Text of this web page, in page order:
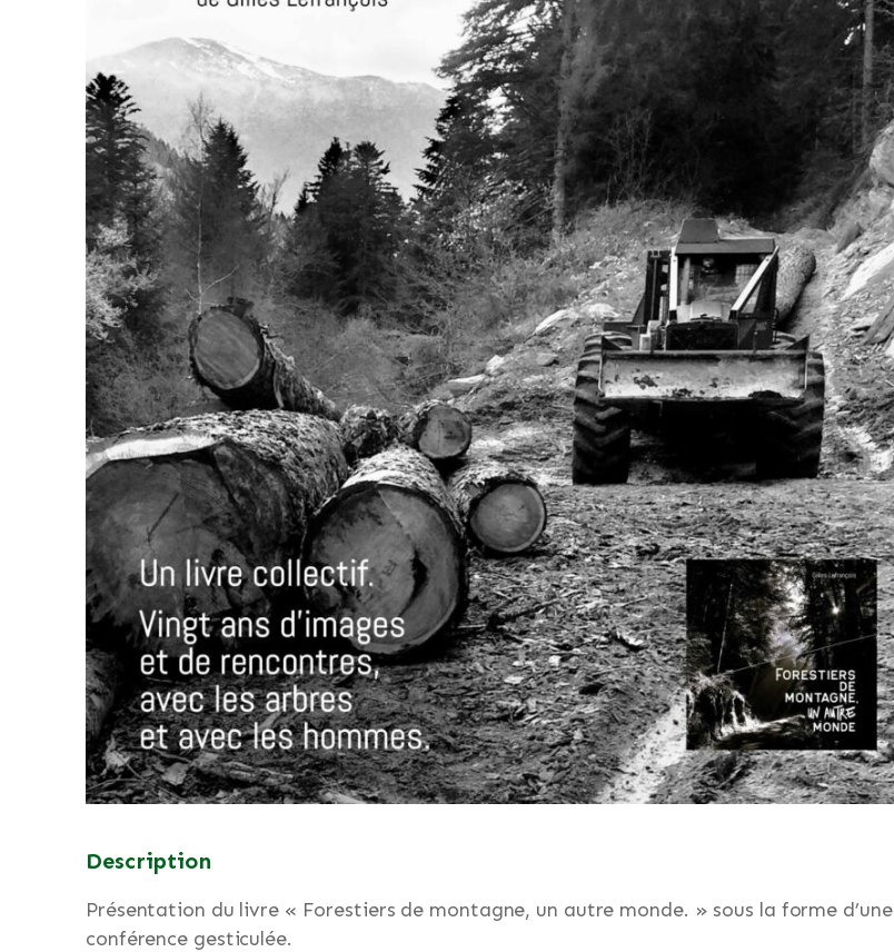
Description
Présentation du livre « Forestiers de montagne, un autre monde. » sous la forme d’une
conférence gesticulée.